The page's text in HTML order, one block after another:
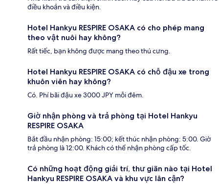
điều khoản và điều kiện.
Hotel Hankyu RESPIRE OSAKA có cho phép mang
theo vật nuôi hay không?
Rất tiếc, bạn không được mang theo thú cưng.
Hotel Hankyu RESPIRE OSAKA có chỗ đậu xe trong
khuôn viên hay không?
Có. Phí bãi đậu xe 3000 JPY mỗi đêm.
Giờ nhận phòng và trả phòng tại Hotel Hankyu
RESPIRE OSAKA
Bắt đầu nhận phòng: 15:00; kết thúc nhận phòng: 5:00. Giờ
trả phòng là 12:00. Khách có thể nhận phòng cấp tốc.
Có những hoạt động giải trí, thư giãn nào tại Hotel
Hankyu RESPIRE OSAKA và khu vực lân cận?